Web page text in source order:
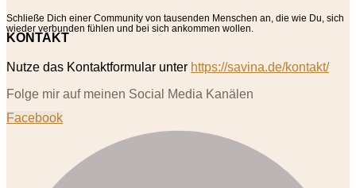
Schließe Dich einer Community von tausenden Menschen an, die wie Du, sich
wieder verbunden fühlen und bei sich ankommen wollen.
KONTAKT
Nutze das Kontaktformular unter https://savina.de/kontakt/
Folge mir auf meinen Social Media Kanälen
Facebook